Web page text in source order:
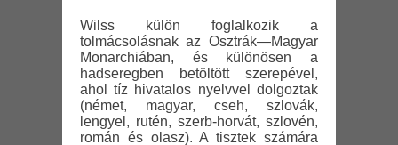
Wilss külön foglalkozik a
tolmácsolásnak az Osztrák—Magyar
Monarchiában, és különösen a
hadseregben betöltött szerepével,
ahol tíz hivatalos nyelvvel dolgoztak
(német, magyar, cseh, szlovák,
lengyel, rutén, szerb-horvát, szlovén,
román és olasz). A tisztek számára